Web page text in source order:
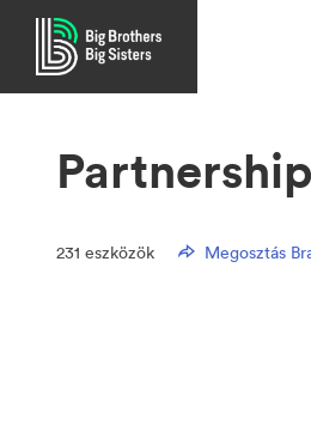
231 eszközök Megosztás